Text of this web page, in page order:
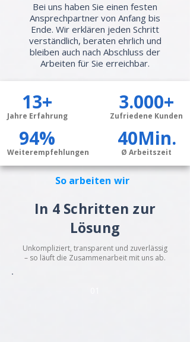
Bei uns haben Sie einen festen
Ansprechpartner von Anfang bis
Ende. Wir erklären jeden Schritt
verständlich, beraten ehrlich und
bleiben auch nach Abschluss der
Arbeiten für Sie erreichbar.
13+
Jahre Erfahrung
94%
Weiterempfehlungen
3.000+
Zufriedene Kunden
40Min.
Ø Arbeitszeit
So arbeiten wir
In 4 Schritten zur
Lösung
Unkompliziert, transparent und zuverlässig
– so läuft die Zusammenarbeit mit uns ab.